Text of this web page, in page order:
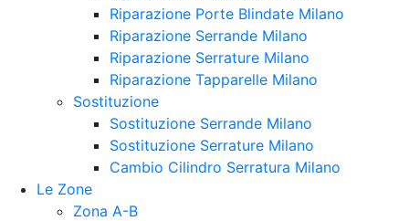
Riparazione Porte Blindate Milano
Riparazione Serrande Milano
Riparazione Serrature Milano
Riparazione Tapparelle Milano
Sostituzione
Sostituzione Serrande Milano
Sostituzione Serrature Milano
Cambio Cilindro Serratura Milano
Le Zone
Zona A-B